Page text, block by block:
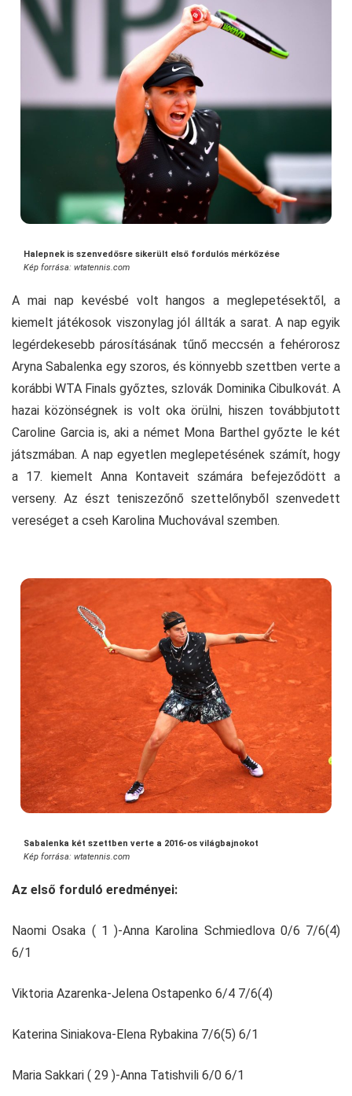
Halepnek is szenvedősre sikerült első fordulós mérkőzése
Kép forrása: wtatennis.com
A mai nap kevésbé volt hangos a meglepetésektől, a
kiemelt játékosok viszonylag jól állták a sarat. A nap egyik
legérdekesebb párosításának tűnő meccsén a fehérorosz
Aryna Sabalenka egy szoros, és könnyebb szettben verte a
korábbi WTA Finals győztes, szlovák Dominika Cibulkovát. A
hazai közönségnek is volt oka örülni, hiszen továbbjutott
Caroline Garcia is, aki a német Mona Barthel győzte le két
játszmában. A nap egyetlen meglepetésének számít, hogy
a 17. kiemelt Anna Kontaveit számára befejeződött a
verseny. Az észt teniszezőnő szettelőnyből szenvedett
vereséget a cseh Karolina Muchovával szemben.
Sabalenka két szettben verte a 2016-os világbajnokot
Kép forrása: wtatennis.com
Az első forduló eredményei:
Naomi Osaka ( 1 )-Anna Karolina Schmiedlova 0/6 7/6(4)
6/1
Viktoria Azarenka-Jelena Ostapenko 6/4 7/6(4)
Katerina Siniakova-Elena Rybakina 7/6(5) 6/1
Maria Sakkari ( 29 )-Anna Tatishvili 6/0 6/1